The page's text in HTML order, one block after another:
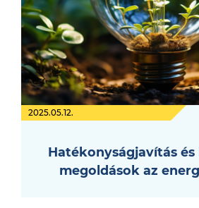
2025.05.12.
Hatékonyságjavítás
megoldások az